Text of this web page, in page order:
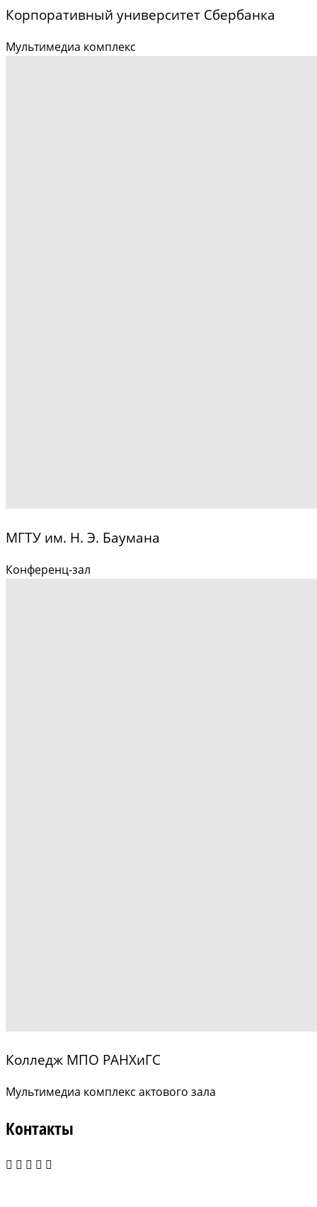
Корпоративный университет Сбербанка
Мультимедиа комплекс
МГТУ им. Н. Э. Баумана
Конференц-зал
Колледж МПО РАНХиГС
Мультимедиа комплекс актового зала
Контакты